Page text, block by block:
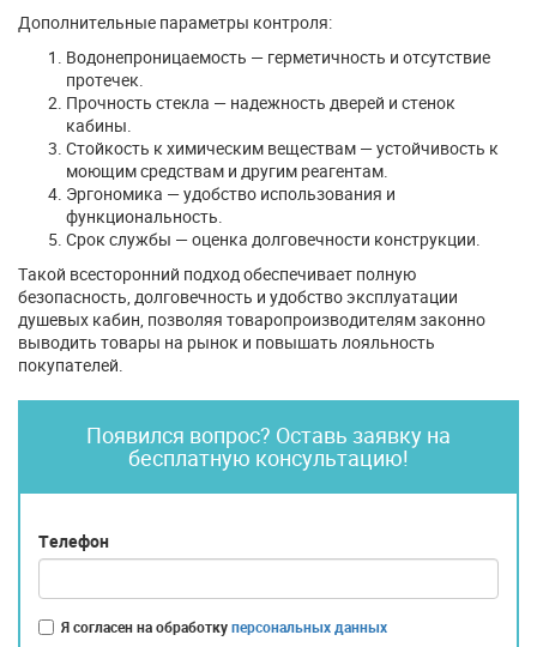
Дополнительные параметры контроля:
Водонепроницаемость — герметичность и отсутствие
протечек.
Прочность стекла — надежность дверей и стенок
кабины.
Стойкость к химическим веществам — устойчивость к
моющим средствам и другим реагентам.
Эргономика — удобство использования и
функциональность.
Срок службы — оценка долговечности конструкции.
Такой всесторонний подход обеспечивает полную
безопасность, долговечность и удобство эксплуатации
душевых кабин, позволяя товаропроизводителям законно
выводить товары на рынок и повышать лояльность
покупателей.
Появился вопрос? Оставь заявку на
бесплатную консультацию!
Телефон
Я согласен на обработкуперсональных данных